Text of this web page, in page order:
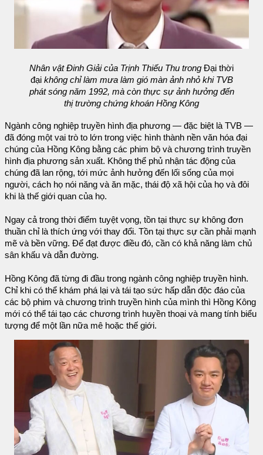
Nhân vật Đinh Giải của Trịnh Thiếu Thu trong Đại thời
đại không chỉ làm mưa làm gió màn ảnh nhỏ khi TVB
phát sóng năm 1992, mà còn thực sự ảnh hưởng đến
thị trường chứng khoán Hồng Kông
Ngành công nghiệp truyền hình địa phương — đặc biệt là TVB —
đã đóng một vai trò to lớn trong việc hình thành nền văn hóa đại
chúng của Hồng Kông bằng các phim bộ và chương trình truyền
hình địa phương sản xuất. Không thể phủ nhận tác động của
chúng đã lan rộng, tới mức ảnh hưởng đến lối sống của mọi
người, cách họ nói năng và ăn mặc, thái độ xã hội của họ và đôi
khi là thế giới quan của họ.
Ngay cả trong thời điểm tuyệt vọng, tồn tại thực sự không đơn
thuần chỉ là thích ứng với thay đổi. Tồn tại thực sự cần phải mạnh
mẽ và bền vững. Để đạt được điều đó, cần có khả năng làm chủ
sân khấu và dẫn đường.
Hồng Kông đã từng đi đầu trong ngành công nghiệp truyền hình.
Chỉ khi có thể khám phá lại và tái tạo sức hấp dẫn độc đáo của
các bộ phim và chương trình truyền hình của mình thì Hồng Kông
mới có thể tái tạo các chương trình huyền thoại và mang tính biểu
tượng để một lần nữa mê hoặc thế giới.